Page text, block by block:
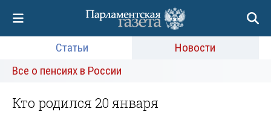
Статьи
Новости
Все о пенсиях в России
Кто родился 20 января